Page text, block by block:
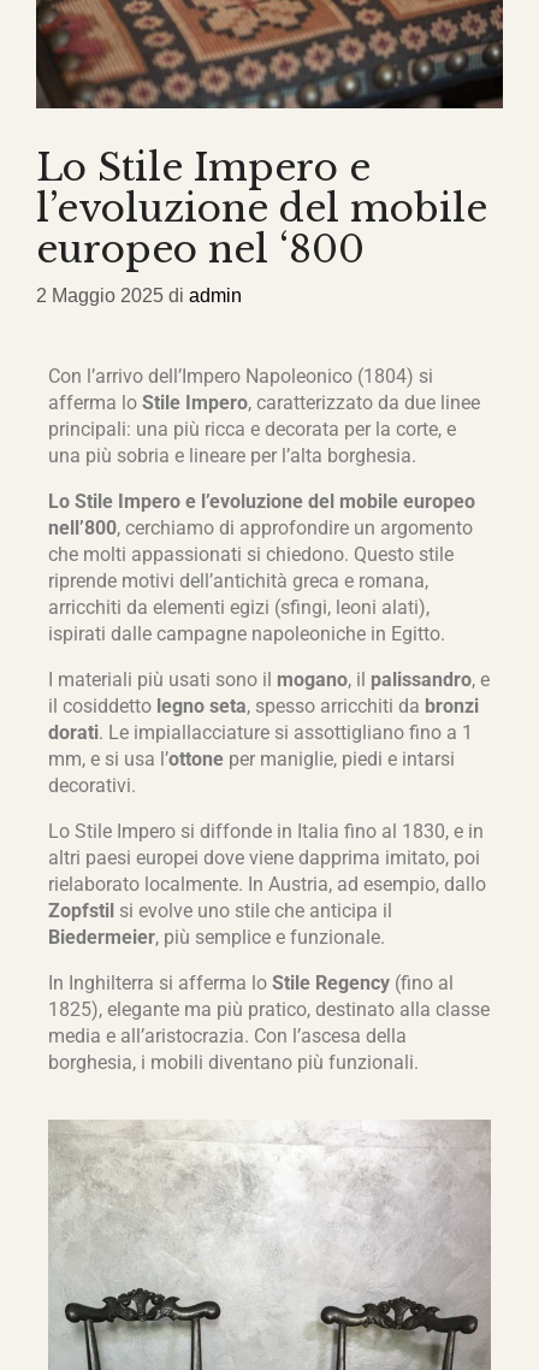
Lo Stile Impero e
l’evoluzione del mobile
europeo nel ‘800
2 Maggio 2025 di admin
Con l’arrivo dell’Impero Napoleonico (1804) si
afferma lo Stile Impero, caratterizzato da due linee
principali: una più ricca e decorata per la corte, e
una più sobria e lineare per l’alta borghesia.
Lo Stile Impero e l’evoluzione del mobile europeo
nell’800, cerchiamo di approfondire un argomento
che molti appassionati si chiedono. Questo stile
riprende motivi dell’antichità greca e romana,
arricchiti da elementi egizi (sfingi, leoni alati),
ispirati dalle campagne napoleoniche in Egitto.
I materiali più usati sono il mogano, il palissandro, e
il cosiddetto legno seta, spesso arricchiti da bronzi
dorati. Le impiallacciature si assottigliano fino a 1
mm, e si usa l’ottone per maniglie, piedi e intarsi
decorativi.
Lo Stile Impero si diffonde in Italia fino al 1830, e in
altri paesi europei dove viene dapprima imitato, poi
rielaborato localmente. In Austria, ad esempio, dallo
Zopfstil si evolve uno stile che anticipa il
Biedermeier, più semplice e funzionale.
In Inghilterra si afferma lo Stile Regency (fino al
1825), elegante ma più pratico, destinato alla classe
media e all’aristocrazia. Con l’ascesa della
borghesia, i mobili diventano più funzionali.